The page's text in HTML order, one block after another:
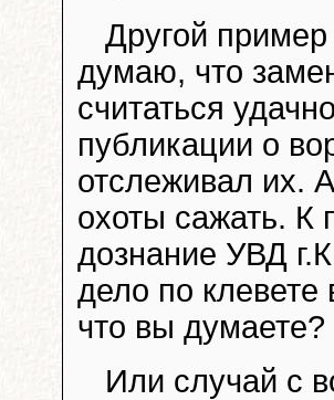
Другой
думаю, что
считаться
публикации о
отслеживал их.
охоты сажать. К
дознание УВД
дело по
что вы
Или случай с